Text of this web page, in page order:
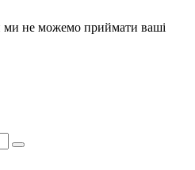
ми не можемо приймати ваші